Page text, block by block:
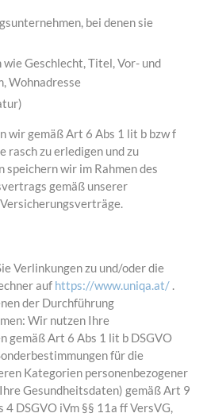
bei denen sie
Geschlecht, Titel, Vor- und
Wohnadresse
wir gemäß Art 6 Abs 1 lit b bzw f
rasch zu erledigen und zu
wir im Rahmen des
gemäß unserer
Verlinkungen zu und/oder die
auf https://www.uniqa.at/
der Durchführung
Wir nutzen Ihre
gemäß Art 6 Abs 1 lit b DSGVO
für die
Kategorien personenbezogener
Gesundheitsdaten) gemäß Art 9
4 DSGVO iVm §§ 11a ff VersVG,